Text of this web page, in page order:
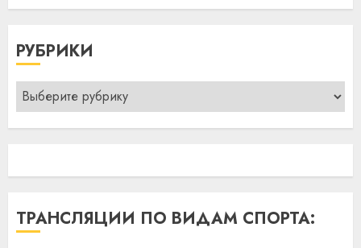
РУБРИКИ
Рубрики
ТРАНСЛЯЦИИ ПО ВИДАМ СПОРТА: